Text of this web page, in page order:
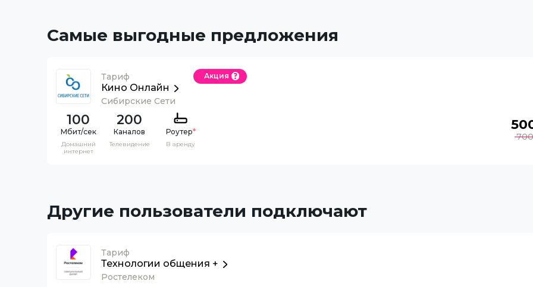
Самые выгодные предложения
Тариф
Кино Онлайн
Сибирские Сети
Акция
100
Домашний
интернет
200
Каналов
Телевидение
Роутер*
В аренду
700
Другие пользователи подключают
Тариф
Технологии общения +
Ростелеком